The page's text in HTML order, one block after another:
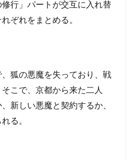
修行」パートが交互に入れ替
ぞれをまとめる。
狐の悪魔を失っており、戦
こで、京都から来た二人
新しい悪魔と契約するか、
る。